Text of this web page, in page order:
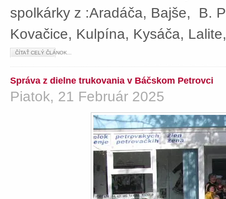
spolkárky z :Aradáča, Bajše, B.
Kovačice, Kulpína, Kysáča,
ČÍTAŤ CELÝ ČLÁNOK...
Správa z dielne trukovania v Báčskom Petrovci
Piatok, 21 Február 2025